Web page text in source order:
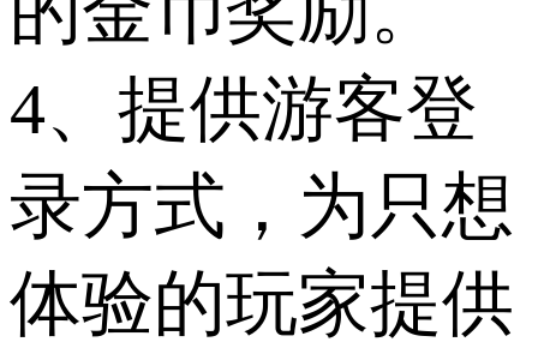
4、提供游客登
录方式，为只想
体验的玩家提供